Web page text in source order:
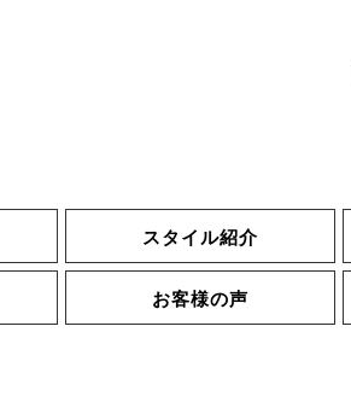
スタイル紹介
お客様の声